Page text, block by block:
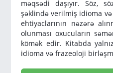
məqsədi daşıyır. Söz,
şəklində verilmiş idioma
ehtiyaclarının nəzərə
olunması oxucuların
kömək edir. Kitabda
idioma və frazeoloji